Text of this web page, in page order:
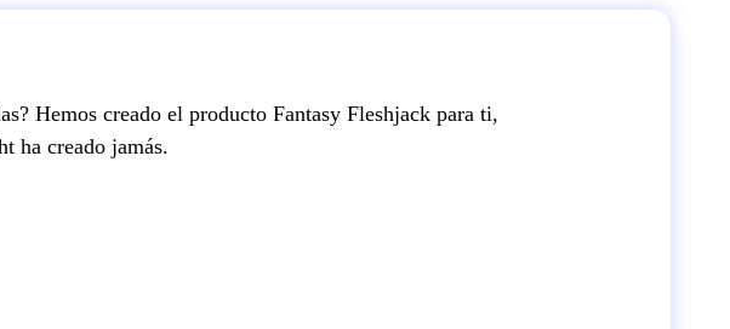
Hemos creado el producto Fantasy Fleshjack para ti,
ha creado jamás.